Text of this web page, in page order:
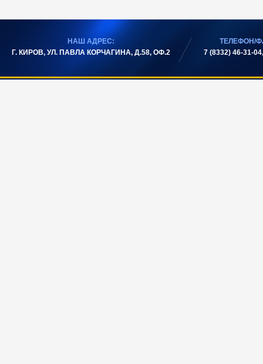
НАШ АДРЕС:
Г. КИРОВ, УЛ. ПАВЛА КОРЧАГИНА, Д.58, ОФ.2
ТЕЛЕФОН/
7 (8332) 46-31-